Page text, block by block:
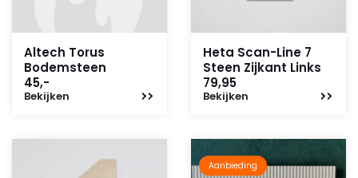
Altech Torus
Bodemsteen
45,-
Bekijken
Heta Scan-Line 7
Steen Zijkant Links
79,95
Bekijken
Aanbieding